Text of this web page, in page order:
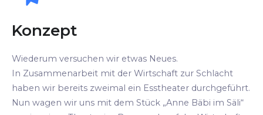
Konzept
Wiederum versuchen wir etwas Neues.
In Zusammenarbeit mit der Wirtschaft zur Schlacht
haben wir bereits zweimal ein Esstheater durchgeführt.
Nun wagen wir uns mit dem Stück „Anne Bäbi im Säli“